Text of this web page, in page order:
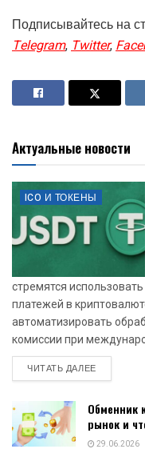
Подписывайтесь на
Telegram,Twitter,
Актуальные новости
ICO И ТОКЕНЫ
стремятся
платежей в
автоматизировать
комиссии при
ЧИТАТЬ ДАЛЕЕDETAILS
Обменник
рынок и
29.06.2026